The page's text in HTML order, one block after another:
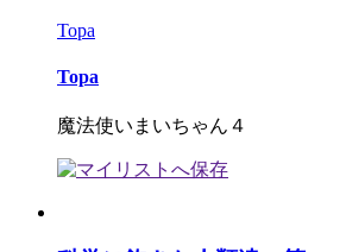
Topa
Topa
魔法使いまいちゃん４